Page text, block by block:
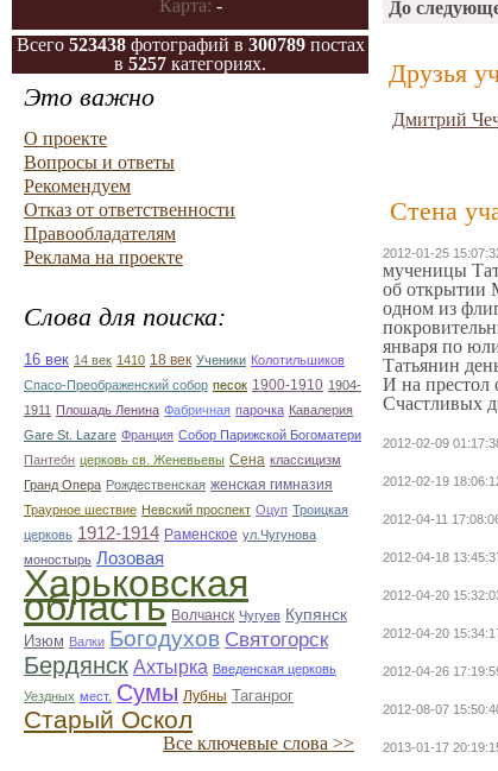
Карта: -
Всего 523438фотографий в 300789постах
в 5257 категориях.
Это важно
О проекте
Вопросы и ответы
Рекомендуем
Отказ от ответственности
Правообладателям
Реклама на проекте
Слова для поиска:
16 век 14 век 1410 18 век Ученики Колотильшиков
Спасо-Преображенский собор песок 1900-1910 1904-
1911 Плошадь Ленина Фабричная парочка Кавалерия
Gare St. Lazare Франция Собор Парижской Богоматери
Пантео́н церковь св. Женевьевы Сена классицизм
Гранд Опера Рождественская женская гимназия
Траурное шествие Невский проспект Оцуп Троицкая
церковь 1912-1914 Раменское ул.Чугунова
моностырь Лозовая
Харьковская
область Волчанск Чугуев Купянск
Изюм Валки Богодухов Святогорск
Бердянск Ахтырка Введенская церковь
Уездных мест. Сумы Лубны Таганрог
Старый Оскол
Все ключевые слова >>
До
Друзья
Дмитрий
Стена
2012-01-25
мученицы
об открытии
одном из
января по
Татьянин
И на престол
Счастливых
2012-02-09
2012-02-19
2012-04-11
2012-04-18
2012-04-20
2012-04-20
2012-04-26
2012-08-07
2013-01-17